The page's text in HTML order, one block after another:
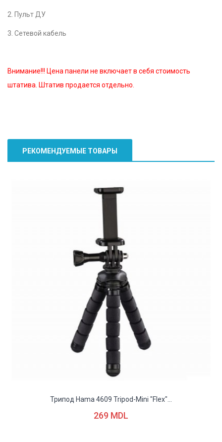
2. Пульт ДУ
3. Сетевой кабель
Внимание!!! Цена панели не включает в себя стоимость
штатива. Штатив продается отдельно.
РЕКОМЕНДУЕМЫЕ ТОВАРЫ
Трипод Hama 4609 Tripod-Mini "Flex"...
269 MDL